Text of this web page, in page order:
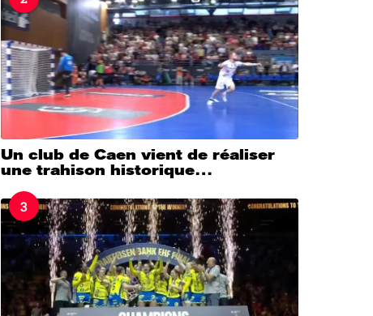
Un club de Caen vient de réaliser
une trahison historique…
3